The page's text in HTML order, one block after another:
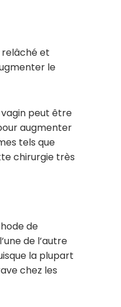
relâché et
le
peut être
augmenter
tels que
chirurgie très
de
de l’autre
la plupart
chez les